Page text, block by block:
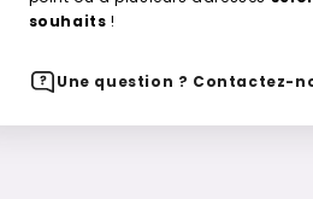
souhaits !
Une question ? Contactez-